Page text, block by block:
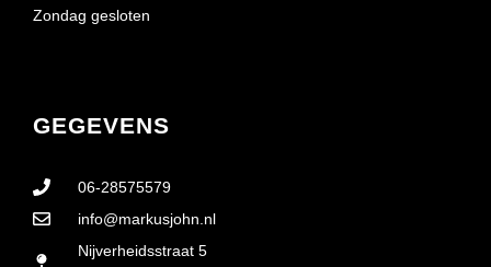
GEGEVENS
06-28575579
info@markusjohn.nl
Nijverheidsstraat 5
Zondag gesloten